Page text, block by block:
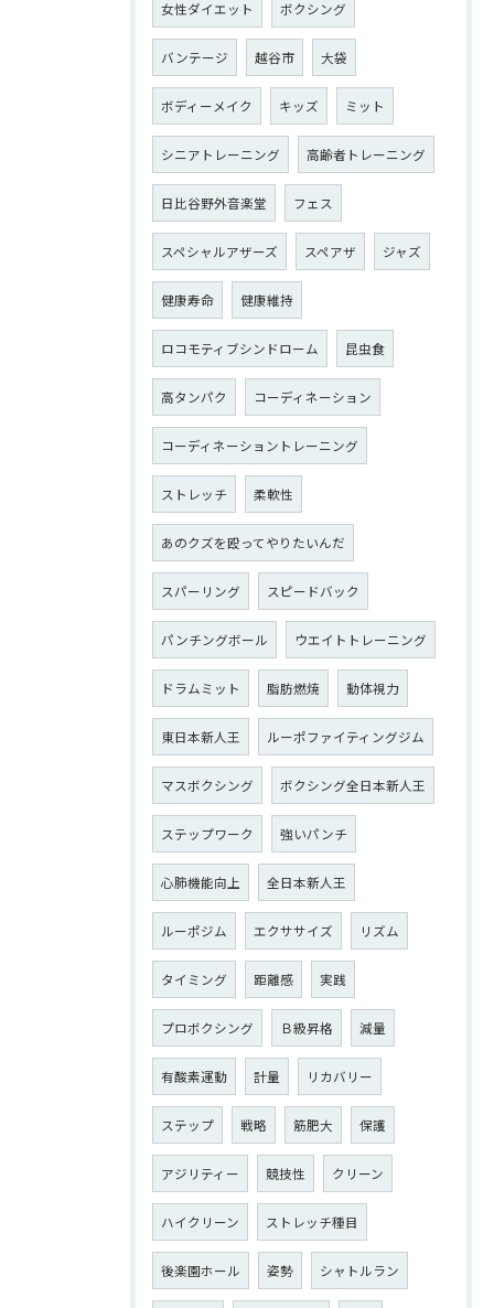
女性ダイエット ボクシング
バンテージ 越谷市 大袋
ボディーメイク キッズ ミット
シニアトレーニング 高齢者トレーニング
日比谷野外音楽堂 フェス
スペシャルアザーズ スペアザ ジャズ
健康寿命 健康維持
ロコモティブシンドローム 昆虫食
高タンパク コーディネーション
コーディネーショントレーニング
ストレッチ 柔軟性
あのクズを殴ってやりたいんだ
スパーリング スピードバック
パンチングボール ウエイトトレーニング
ドラムミット 脂肪燃焼 動体視力
東日本新人王 ルーポファイティングジム
マスボクシング ボクシング全日本新人王
ステップワーク 強いパンチ
心肺機能向上 全日本新人王
ルーポジム エクササイズ リズム
タイミング 距離感 実践
プロボクシング Ｂ級昇格 減量
有酸素運動 計量 リカバリー
ステップ 戦略 筋肥大 保護
アジリティー 競技性 クリーン
ハイクリーン ストレッチ種目
後楽園ホール 姿勢 シャトルラン